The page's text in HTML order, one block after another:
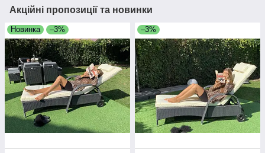
Акційні пропозиції та новинки
Новинка –3% –3%